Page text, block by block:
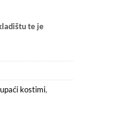
te je
kostimi,